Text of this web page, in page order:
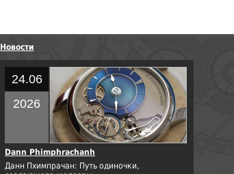
Новости
24.06
2026
Dann Phimphrachanh
Данн Пхимпрачан: Путь одиночки,